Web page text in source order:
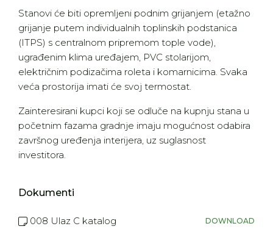
Stanovi će biti opremljeni podnim grijanjem (etažno
grijanje putem individualnih toplinskih podstanica
(ITPS) s centralnom pripremom tople vode),
ugrađenim klima uređajem, PVC stolarijom,
električnim podizačima roleta i komarnicima. Svaka
veća prostorija imati će svoj termostat.
Zainteresirani kupci koji se odluče na kupnju stana u
početnim fazama gradnje imaju mogućnost odabira
završnog uređenja interijera, uz suglasnost
investitora.
Dokumenti
008 Ulaz C katalog DOWNLOAD